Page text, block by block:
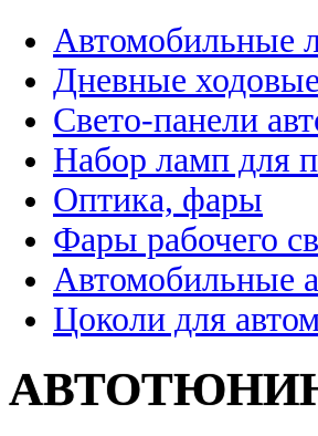
Автомобильные
Дневные
Свето-панели
Набор ламп для
Оптика, фары
Фары рабочего
Автомобильные
Цоколи для